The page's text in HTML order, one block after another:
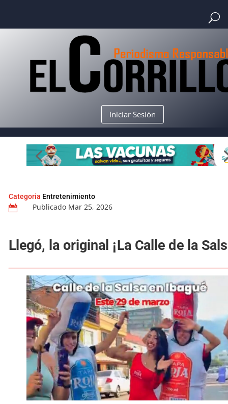
Iniciar Sesión
Categoria Entretenimiento
 Publicado Mar 25, 2026
Llegó, la original ¡La Calle de la